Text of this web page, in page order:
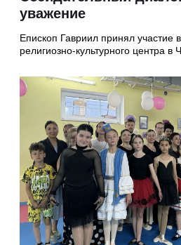
уважение
Епископ Гавриил принял участие
религиозно‑культурного центра в